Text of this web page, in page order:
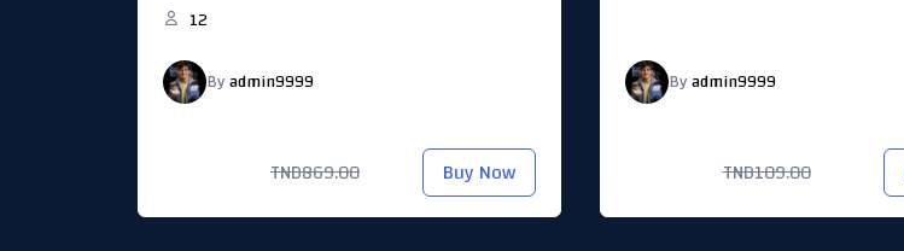
12
Byadmin9999
TND869.00 Buy Now
Byadmin9999
TND109.00